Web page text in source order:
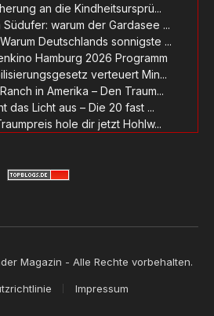
an die Kindheitsursprü...
Südufer: warum der Gardasee ...
Deutschlands sonnigste ...
Hamburg 2026 Programm
verteuert Min...
in Amerika – Den Traum...
das Licht aus – Die 20 fast ...
hole dir jetzt Hohlw...
Magazin - Alle Rechte vorbehalten.
Impressum